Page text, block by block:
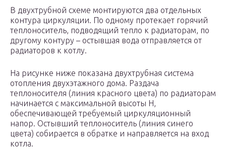
В двухтрубной схеме монтируются два отдельных
контура циркуляции. По одному протекает горячий
теплоноситель, подводящий тепло к радиаторам, по
другому контуру – остывшая вода отправляется от
радиаторов к котлу.
На рисунке ниже показана двухтрубная система
отопления двухэтажного дома. Раздача
теплоносителя (линия красного цвета) по радиаторам
начинается с максимальной высоты Н,
обеспечивающей требуемый циркуляционный
напор. Остывший теплоноситель (линия синего
цвета) собирается в обратке и направляется на вход
котла.